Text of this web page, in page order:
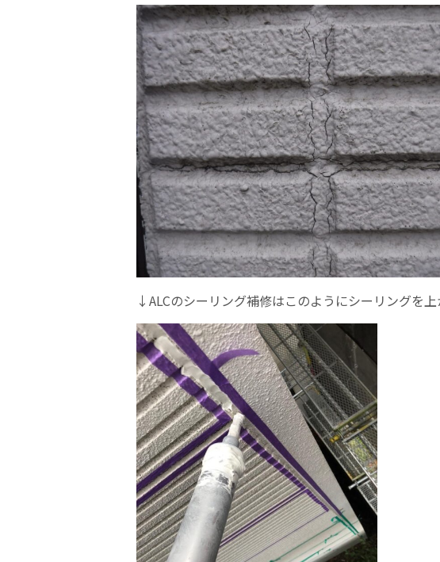
↓ALCのシーリング補修はこのようにシーリングを上